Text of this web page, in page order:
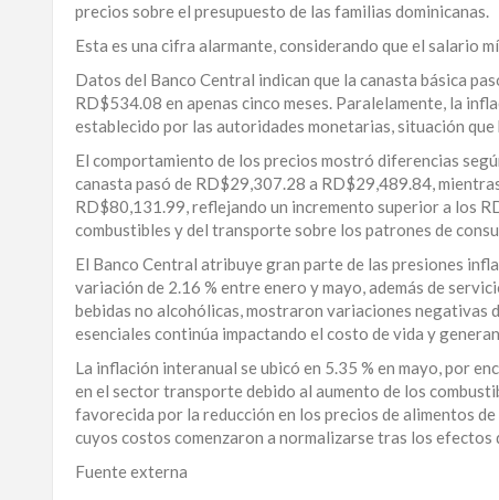
ALTAGRACIA
PUERTO
PLATA
CONTÁCTENOS
precios sobre el presupuesto de las familias dominicanas.
Esta es una cifra alarmante, considerando que el salario
Datos del Banco Central indican que la canasta básica
RD$534.08 en apenas cinco meses. Paralelamente, la
establecido por las autoridades monetarias, situación
El comportamiento de los precios mostró diferencias
canasta pasó de RD$29,307.28 a RD$29,489.84,
RD$80,131.99, reflejando un incremento superior a los
combustibles y del transporte sobre los patrones de
El Banco Central atribuye gran parte de las presiones
variación de 2.16 % entre enero y mayo, además de
bebidas no alcohólicas, mostraron variaciones negativas
esenciales continúa impactando el costo de vida y
La inflación interanual se ubicó en 5.35 % en mayo, por
en el sector transporte debido al aumento de los
favorecida por la reducción en los precios de alimentos
cuyos costos comenzaron a normalizarse tras los
Fuente externa